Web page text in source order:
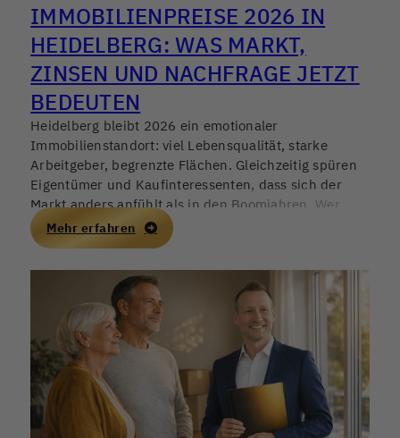
IMMOBILIENPREISE 2026 IN
HEIDELBERG: WAS MARKT,
ZINSEN UND NACHFRAGE JETZT
BEDEUTEN
Heidelberg bleibt 2026 ein emotionaler
Immobilienstandort: viel Lebensqualität, starke
Arbeitgeber, begrenzte Flächen. Gleichzeitig spüren
Eigentümer und Kaufinteressenten, dass sich der
Markt anders anfühlt als in den Boomjahren. Wer
jetzt verkaufen, kaufen oder als Kapitalanleger
investieren möchte, braucht mehr als Bauchgefühl –
saubere Objektanalyse und ein realistischer Blick auf
Finanzierung und Nachfrage.
Mehr erfahren